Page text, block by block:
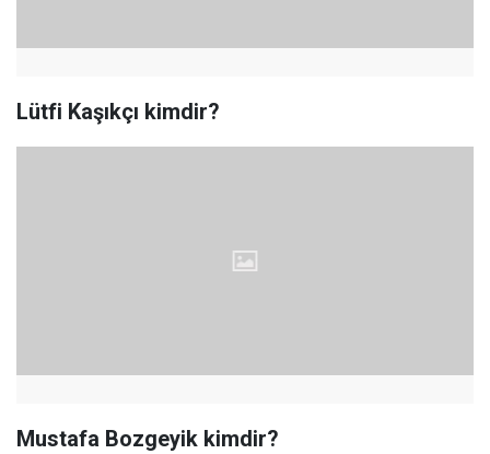
Lütfi Kaşıkçı kimdir?
Mustafa Bozgeyik kimdir?